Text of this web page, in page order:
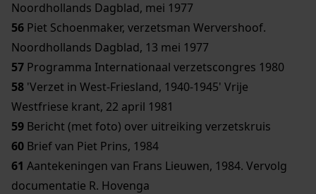
Noordhollands Dagblad, mei 1977
56 Piet Schoenmaker, verzetsman Wervershoof.
Noordhollands Dagblad, 13 mei 1977
57 Programma Internationaal verzetscongres 1980
58 'Verzet in West-Friesland, 1940-1945' Vrije
Westfriese krant, 22 april 1981
59 Bericht (met foto) over uitreiking verzetskruis
60 Brief van Piet Prins, 1984
61 Aantekeningen van Frans Lieuwen, 1984. Vervolg
documentatie R. Hovenga